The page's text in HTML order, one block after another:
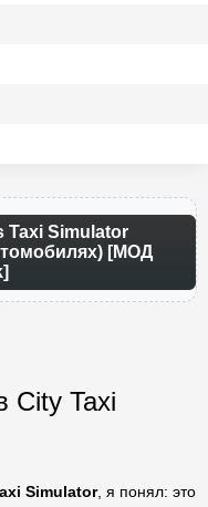
Taxi Simulator
[МОД
City Taxi
Simulator, я понял: это